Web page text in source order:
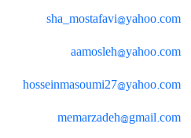
sha_mostafavi@yahoo.com
aamosleh@yahoo.com
hosseinmasoumi27@yahoo.com
memarzadeh@gmail.com